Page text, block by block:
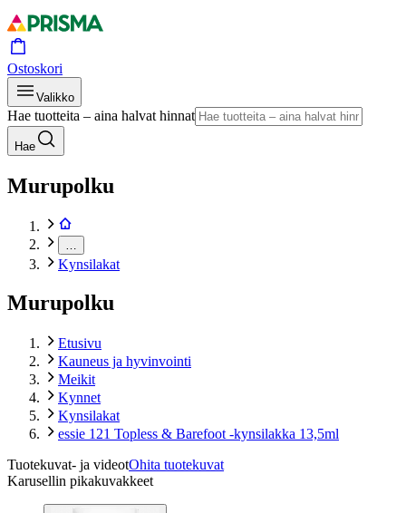
Ostoskori
Valikko
Hae tuotteita – aina halvat hinnat
Hae
Murupolku
Kynsilakat
Murupolku
Etusivu
Kauneus ja hyvinvointi
Meikit
Kynnet
Kynsilakat
essie 121 Topless & Barefoot -kynsilakka 13,5ml
Tuotekuvat- ja videotOhita tuotekuvat
Karusellin pikakuvakkeet